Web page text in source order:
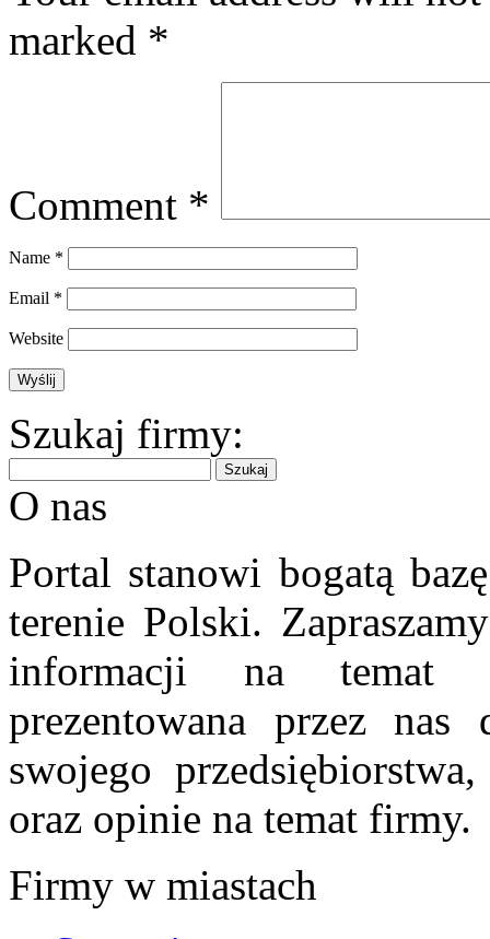
marked *
Comment *
Name *
Email *
Website
Szukaj firmy:
O nas
Portal stanowi bogatą
terenie Polski.
informacji na temat
prezentowana przez nas
swojego
oraz opinie na temat firmy.
Firmy w miastach